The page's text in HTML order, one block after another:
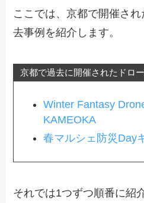
ここでは、京都で開催さ
去事例を紹介します。
京都で過去に開催されたドロ
Winter Fantasy
KAMEOKA
春マルシェ防災Day
それでは1つずつ順番に紹